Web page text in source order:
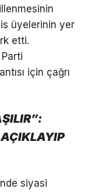
üyelerinin yer
etti.
için çağrı
siyasi